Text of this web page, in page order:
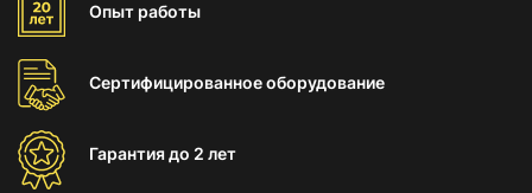
Опыт работы
Сертифицированноеоборудование
Гарантиядо 2 лет